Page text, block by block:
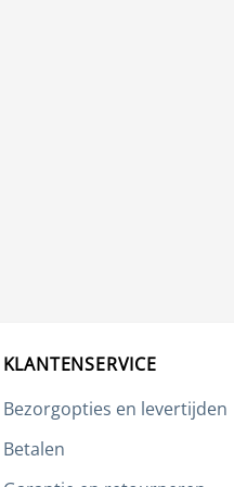
KLANTENSERVICE
Bezorgopties en levertijden
Betalen